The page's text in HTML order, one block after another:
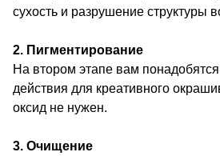
сухость и разрушение структуры
2. Пигментирование
На втором этапе вам
действия для креативного
оксид не нужен.
3. Очищение